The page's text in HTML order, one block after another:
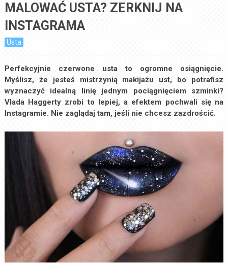
MALOWAĆ USTA? ZERKNIJ NA
INSTAGRAMA
Usta
Perfekcyjnie czerwone usta to ogromne osiągnięcie.
Myślisz, że jesteś mistrzynią makijażu ust, bo potrafisz
wyznaczyć idealną linię jednym pociągnięciem szminki?
Vlada Haggerty zrobi to lepiej, a efektem pochwali się na
Instagramie. Nie zaglądaj tam, jeśli nie chcesz zazdrościć.